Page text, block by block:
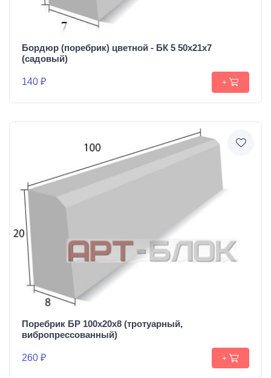
Бордюр (поребрик) цветной - БК 5 50х21х7
(садовый)
140 ₽ +
Поребрик БР 100х20х8 (тротуарный,
вибропрессованный)
260 ₽ +